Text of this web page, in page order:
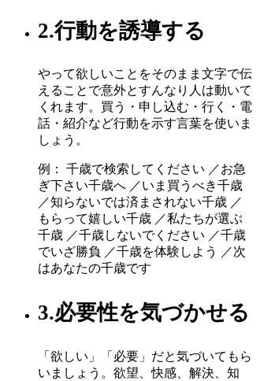
2.行動を誘導する
やって欲しいことをそのまま文字で伝
えることで意外とすんなり人は動いて
くれます。買う・申し込む・行く・電
話・紹介など行動を示す言葉を使いま
しょう。
例： 千歳で検索してください ／お急
ぎ下さい千歳へ ／いま買うべき千歳
／知らないでは済まされない千歳 ／
もらって嬉しい千歳 ／私たちが選ぶ
千歳 ／千歳しないでください ／千歳
でいざ勝負 ／千歳を体験しよう ／次
はあなたの千歳です
3.必要性を気づかせる
「欲しい」「必要」だと気づいてもら
いましょう。欲望、快感、解決、知